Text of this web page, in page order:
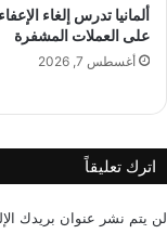
م
ي
ة
ل
ب
ن
ي
ن
ألمانيا تدرس إلغاء
على العملات المشفرة
أغسطس 7, 2026
اترك تعليقاً
لن يتم نشر عنوان بريدك